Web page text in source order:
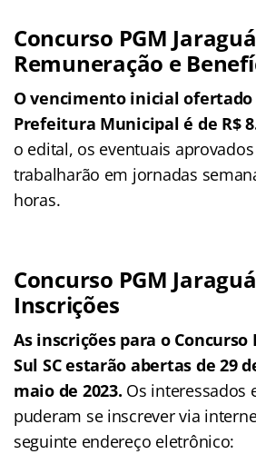
Concurso PGM
Remuneração e
O vencimento inicial
Prefeitura Municipal é de R$
o edital, os eventuais
trabalharão em jornadas
horas.
Concurso PGM
Inscrições
As inscrições para o Concurso
Sul SC estarão abertas de 29
maio de 2023. Os interessados
puderam se inscrever via
seguinte endereço eletrônico: